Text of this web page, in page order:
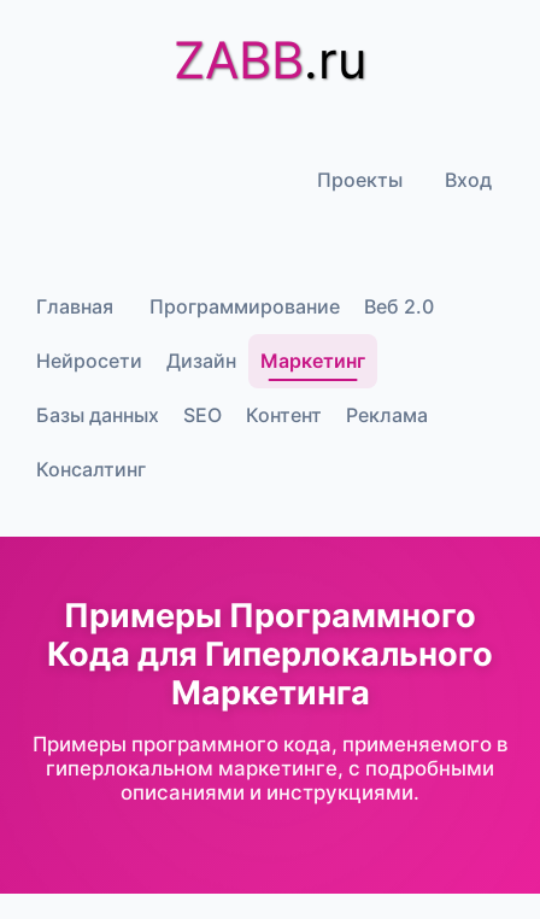
ZABB.ru
Проекты Вход
Главная Программирование Веб 2.0
Нейросети Дизайн Маркетинг
Базы данных SEO Контент Реклама
Консалтинг
Примеры Программного
Кода для Гиперлокального
Маркетинга
Примеры программного кода, применяемого в
гиперлокальном маркетинге, с подробными
описаниями и инструкциями.